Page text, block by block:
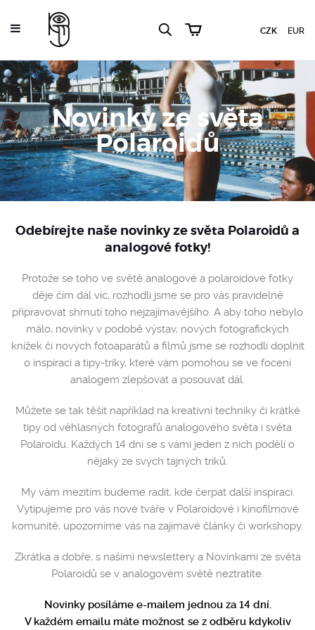
CZK EUR
Novinky ze světa
Polaroidů
Odebírejte naše novinky ze světa Polaroidů a
analogové fotky!
Protože se toho ve světě analogové a polaroidové fotky
děje čím dál víc, rozhodli jsme se pro vás pravidelně
připravovat shrnutí toho nejzajímavějšího. A aby toho nebylo
málo, novinky v podobě výstav, nových fotografických
knížek či nových fotoaparátů a filmů jsme se rozhodli doplnit
o inspiraci a tipy-triky, které vám pomohou se ve focení
analogem zlepšovat a posouvat dál.
Můžete se tak těšit například na kreativní techniky či krátké
tipy od věhlasných fotografů analogového světa i světa
Polaroidu. Každých 14 dní se s vámi jeden z nich podělí o
nějaký ze svých tajných triků.
My vám mezitím budeme radit, kde čerpat další inspiraci.
Vytipujeme pro vás nové tváře v Polaroidové i kinofilmové
komunitě, upozorníme vás na zajímavé články či workshopy.
Zkrátka a dobře, s našimi newslettery a Novinkami ze světa
Polaroidů se v analogovém světě neztratíte.
Novinky posíláme e-mailem jednou za 14 dní.
V každém emailu máte možnost se z odběru kdykoliv